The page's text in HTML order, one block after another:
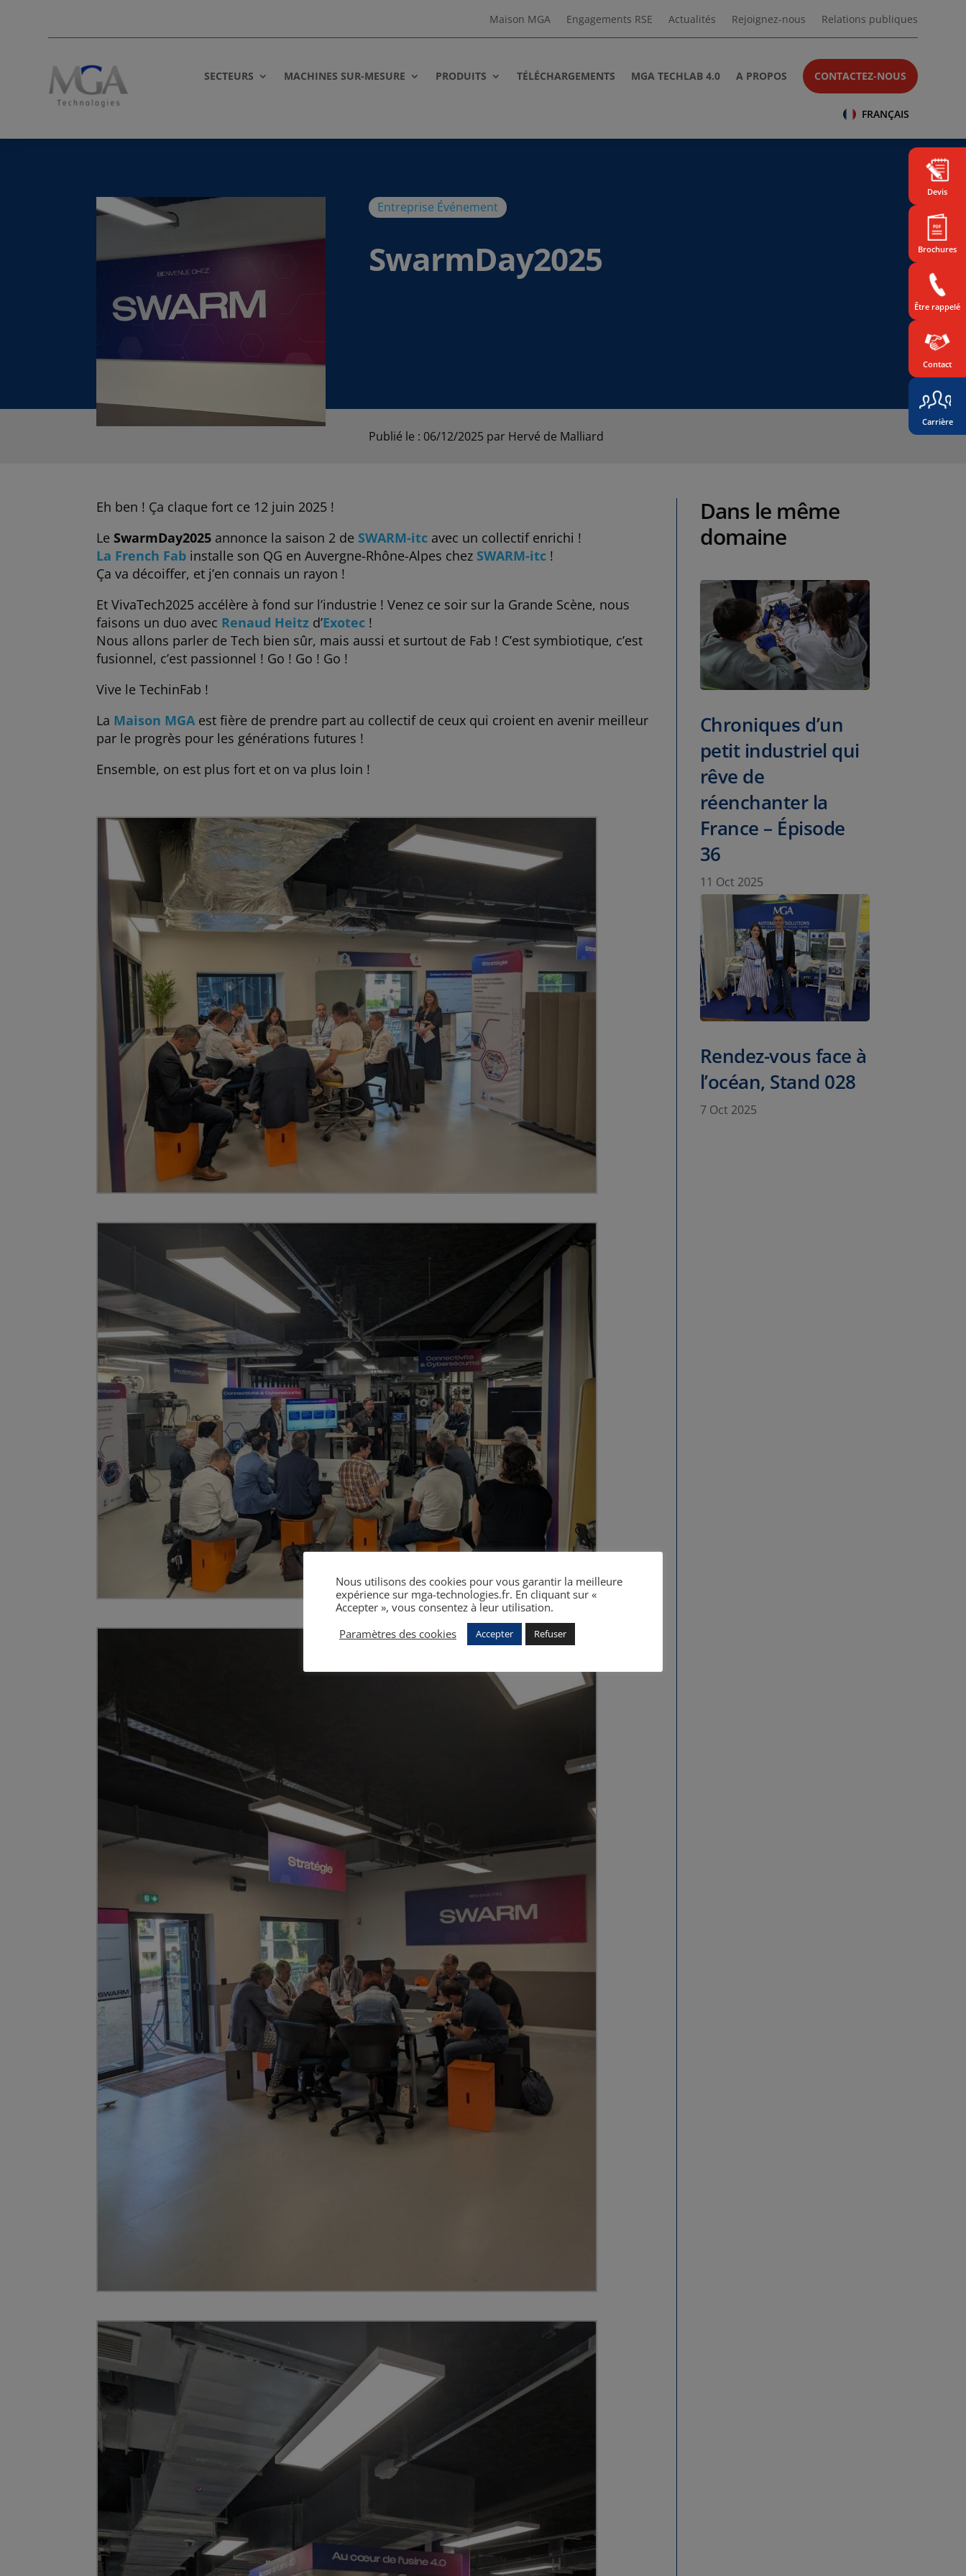
Maison MGA Engagements RSE Actualités Rejoignez-nous Relations publiques
SECTEURS MACHINES SUR-MESURE PRODUITS TÉLÉCHARGEMENTS MGA TECHLAB 4.0 A PROPOS CONTACTEZ-NOUS
FRANÇAIS
Entreprise Événement
SwarmDay2025
Publié le : 06/12/2025 par Hervé de Malliard
Eh ben ! Ça claque fort ce 12 juin 2025 !
Le SwarmDay2025 annonce la saison 2 de SWARM-itc avec un collectif enrichi !
La French Fab installe son QG en Auvergne-Rhône-Alpes chez SWARM-itc !
Ça va décoiffer, et j’en connais un rayon !
Et VivaTech2025 accélère à fond sur l’industrie ! Venez ce soir sur la Grande Scène, nous
faisons un duo avec Renaud Heitz d’Exotec !
Nous allons parler de Tech bien sûr, mais aussi et surtout de Fab ! C’est symbiotique, c’est
fusionnel, c’est passionnel ! Go ! Go ! Go !
Vive le TechinFab !
La Maison MGA est fière de prendre part au collectif de ceux qui croient en avenir meilleur
par le progrès pour les générations futures !
Ensemble, on est plus fort et on va plus loin !
Dans le même
domaine
Chroniques d’un
petit industriel qui
rêve de
réenchanter la
France – Épisode
36
11 Oct 2025
Rendez-vous face à
l’océan, Stand 028
7 Oct 2025
Nous utilisons des cookies pour vous garantir la meilleure
expérience sur mga-technologies.fr. En cliquant sur «
Accepter », vous consentez à leur utilisation.
Paramètres des cookies
Accepter Refuser
Devis
Brochures
Être rappelé
Contact
Carrière